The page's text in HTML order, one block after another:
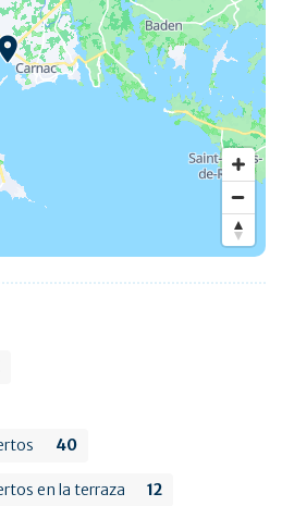
40
en la terraza 12